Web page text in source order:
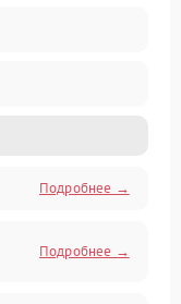
Подробнее →
Подробнее →